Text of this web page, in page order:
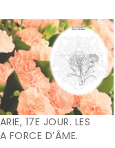
17E JOUR. LES
FORCE D’ÂME.